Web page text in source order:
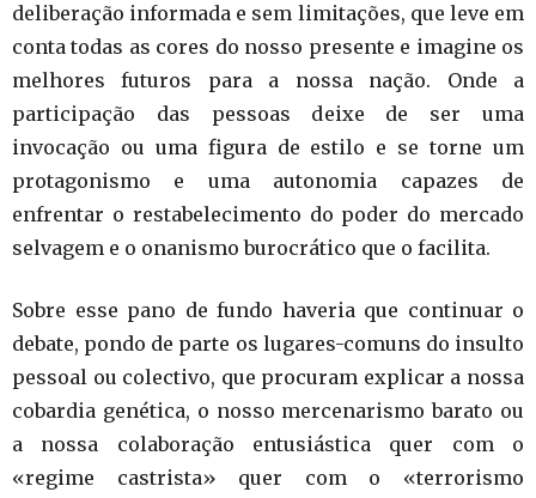
deliberação informada e sem limitações, que leve em
conta todas as cores do nosso presente e imagine os
melhores futuros para a nossa nação. Onde a
participação das pessoas deixe de ser uma
invocação ou uma figura de estilo e se torne um
protagonismo e uma autonomia capazes de
enfrentar o restabelecimento do poder do mercado
selvagem e o onanismo burocrático que o facilita.
Sobre esse pano de fundo haveria que continuar o
debate, pondo de parte os lugares-comuns do insulto
pessoal ou colectivo, que procuram explicar a nossa
cobardia genética, o nosso mercenarismo barato ou
a nossa colaboração entusiástica quer com o
«regime castrista» quer com o «terrorismo